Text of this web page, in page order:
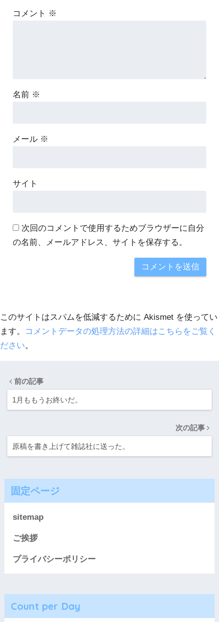
コメント ※
名前 ※
メール ※
サイト
次回のコメントで使用するためブラウザーに自分
の名前、メールアドレス、サイトを保存する。
このサイトはスパムを低減するために Akismet を使ってい
ます。
コメントデータの処理方法の詳細はこちらをご覧く
ださい。
前の記事
1月ももうお終いだ。
次の記事
原稿を書き上げて雑誌社に送った。
固定ページ
sitemap
ご挨拶
プライバシーポリシー
Count per Day